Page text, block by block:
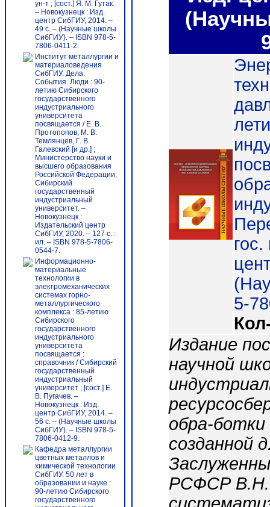
ун-т ; [сост.] Я. М. Гутак.
– Новокузнецк : Изд.
центр СибГИУ, 2014. –
49 с. – (Научные школы
СибГИУ). – ISBN 978-5-
7806-0411-2.
Институт металлургии и
материаловедения
СибГИУ. Дела.
События. Люди : 90-
летию Сибирского
государственного
индустриального
университета
посвящается / Е. В.
Протопопов, М. В.
Темлянцев, Г. В.
Галевский [и др.] ;
Министерство науки и
высшего образования
Российской Федерации,
Сибирский
государственный
индустриальный
университет. –
Новокузнецк :
Издательский центр
СибГИУ, 2020. – 127 с. :
ил. – ISBN 978-5-7806-
0544-7.
Информационно-
материальные
технологии в
электромеханических
системах горно-
металлургического
комплекса : 85-летию
Сибирского
государственного
индустриального
университета
посвящается :
справочник / Сибирский
государственный
индустриальный
университет ; [сост.] Е.
В. Пугачев. –
Новокузнецк : Изд.
центр СибГИУ, 2014. –
56 c. – (Научные школы
СибГИУ). – ISBN 978-5-
7806-0412-9.
Кафедра металлургии
цветных металлов и
химической технологии
СибГИУ. 50 лет в
образовании и науке :
90-летию Сибирского
государственного
5-
Издание
научной
обра-ботки
созданной
РСФСР В.Н.